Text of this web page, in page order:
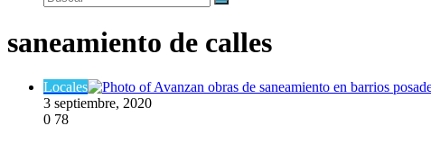
Buscar
saneamiento de calles
Locales
3 septiembre, 2020
0 78